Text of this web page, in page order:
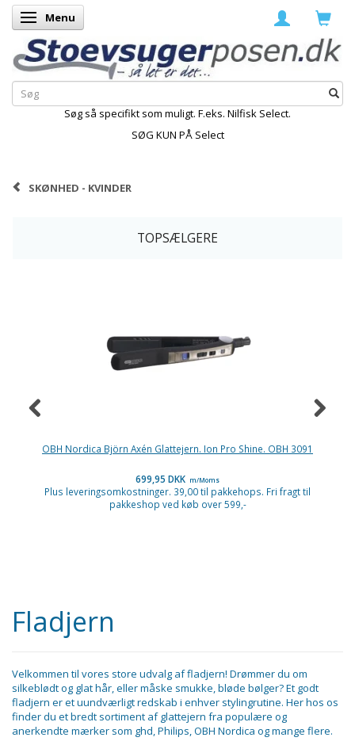
Skifte navigation
Menu
Søg så specifikt som muligt. F.eks. Nilfisk Select.
SØG KUN PÅ Select
SKØNHED - KVINDER
TOPSÆLGERE
OBH Nordica Björn Axén Glattejern. Ion Pro Shine. OBH 3091
699,95 DKK m/Moms
Plus leveringsomkostninger. 39,00 til pakkehops. Fri fragt til
pakkeshop ved køb over 599,-
Fladjern
Velkommen til vores store udvalg af fladjern! Drømmer du om
silkeblødt og glat hår, eller måske smukke, bløde bølger? Et godt
fladjern er et uundværligt redskab i enhver stylingrutine. Her hos os
finder du et bredt sortiment af glattejern fra populære og
anerkendte mærker som ghd, Philips, OBH Nordica og mange flere.